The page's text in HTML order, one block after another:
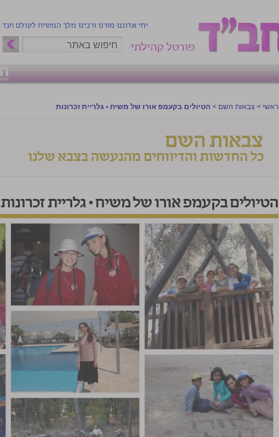
יחי אדוננו מורנו ורבינו מלך המשיח לעולם ועד
פורטל קהילתי
ראשי > צבאות השם > הטיולים בקעמפ אורו של משיח • גלריית זכרונות
הטיולים בקעמפ אורו של משיח • גלריית זכרונות